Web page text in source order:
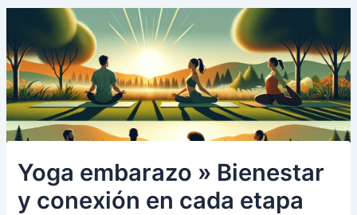
Yoga embarazo » Bienestar
y conexión en cada etapa